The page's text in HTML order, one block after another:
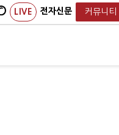
LIVE 전자신문 커뮤니티